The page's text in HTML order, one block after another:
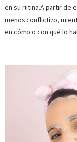
en su rutina.A partir de
menos conflictivo,
en cómo o con qué lo